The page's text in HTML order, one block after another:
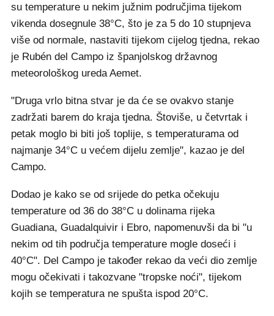
su temperature u nekim južnim područjima tijekom
vikenda dosegnule 38°C, što je za 5 do 10 stupnjeva
više od normale, nastaviti tijekom cijelog tjedna, rekao
je Rubén del Campo iz španjolskog državnog
meteorološkog ureda Aemet.
"Druga vrlo bitna stvar je da će se ovakvo stanje
zadržati barem do kraja tjedna. Štoviše, u četvrtak i
petak moglo bi biti još toplije, s temperaturama od
najmanje 34°C u većem dijelu zemlje", kazao je del
Campo.
Dodao je kako se od srijede do petka očekuju
temperature od 36 do 38°C u dolinama rijeka
Guadiana, Guadalquivir i Ebro, napomenuvši da bi "u
nekim od tih područja temperature mogle doseći i
40°C". Del Campo je također rekao da veći dio zemlje
mogu očekivati i takozvane "tropske noći", tijekom
kojih se temperatura ne spušta ispod 20°C.